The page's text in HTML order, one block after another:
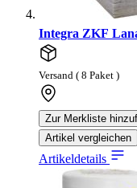
Integra ZKF
Versand ( 8 Paket )
Zur Merkliste
Artikel vergleichen
Artikeldetails